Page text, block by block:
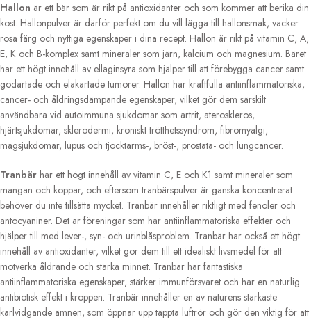
Hallon är ett bär som är rikt på antioxidanter och som kommer att berika din
kost. Hallonpulver är därför perfekt om du vill lägga till hallonsmak, vacker
rosa färg och nyttiga egenskaper i dina recept. Hallon är rikt på vitamin C, A,
E, K och B-komplex samt mineraler som järn, kalcium och magnesium. Bäret
har ett högt innehåll av ellaginsyra som hjälper till att förebygga cancer samt
godartade och elakartade tumörer. Hallon har kraftfulla antiinflammatoriska,
cancer- och åldringsdämpande egenskaper, vilket gör dem särskilt
användbara vid autoimmuna sjukdomar som artrit, ateroskleros,
hjärtsjukdomar, sklerodermi, kroniskt trötthetssyndrom, fibromyalgi,
magsjukdomar, lupus och tjocktarms-, bröst-, prostata- och lungcancer.
Tranbär har ett högt innehåll av vitamin C, E och K1 samt mineraler som
mangan och koppar, och eftersom tranbärspulver är ganska koncentrerat
behöver du inte tillsätta mycket. Tranbär innehåller riktligt med fenoler och
antocyaniner. Det är föreningar som har antiinflammatoriska effekter och
hjälper till med lever-, syn- och urinblåsproblem. Tranbär har också ett högt
innehåll av antioxidanter, vilket gör dem till ett idealiskt livsmedel för att
motverka åldrande och stärka minnet. Tranbär har fantastiska
antiinflammatoriska egenskaper, stärker immunförsvaret och har en naturlig
antibiotisk effekt i kroppen. Tranbär innehåller en av naturens starkaste
kärlvidgande ämnen, som öppnar upp täppta luftrör och gör den viktig för att